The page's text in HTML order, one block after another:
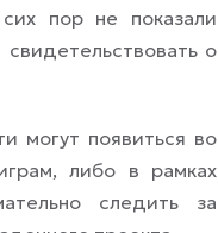
пор не показали
о
могут появиться во
либо в рамках
следить за